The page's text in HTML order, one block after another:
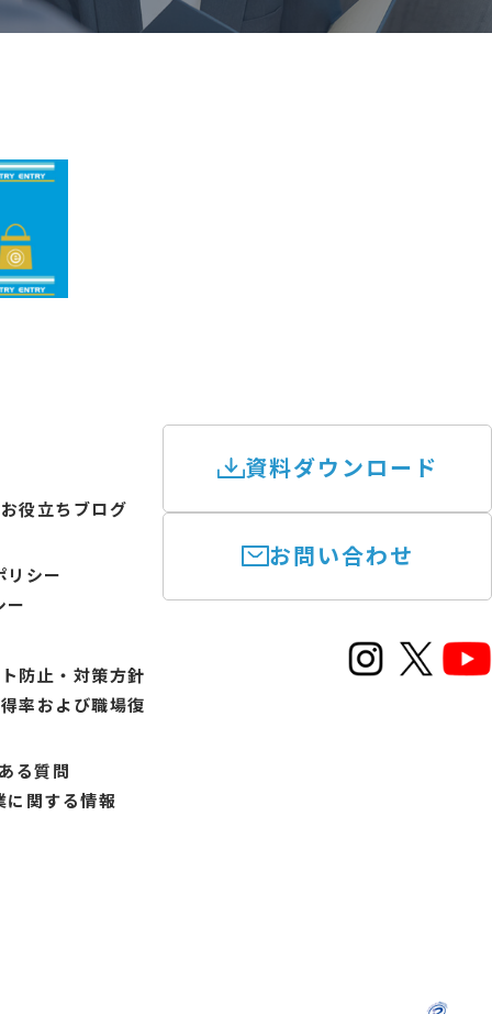
役立ちブログ
リシー
ー
防止・対策方針
率および職場復
る質問
に関する情報
資料ダウンロード
お問い合わせ